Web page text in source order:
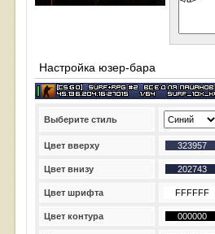
Настройка юзер-бара
Выберите стиль
Цвет вверху
Цвет внизу
Цвет шрифта
Цвет контура